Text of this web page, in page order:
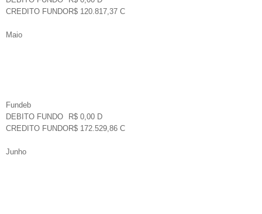
CREDITO FUNDOR$ 120.817,37 C
Maio
Fundeb
DEBITO FUNDO
R$ 0,00 D
CREDITO FUNDOR$ 172.529,86 C
Junho